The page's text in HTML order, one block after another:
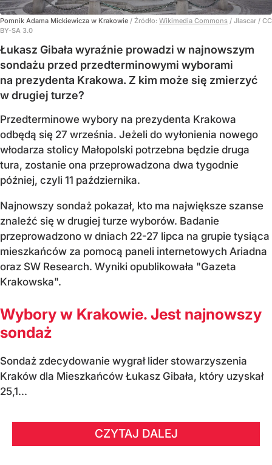
Pomnik Adama Mickiewicza w Krakowie / Źródło: Wikimedia Commons / Jlascar / CC
BY-SA 3.0
Łukasz Gibała wyraźnie prowadzi w najnowszym
sondażu przed przedterminowymi wyborami
na prezydenta Krakowa. Z kim może się zmierzyć
w drugiej turze?
Przedterminowe wybory na prezydenta Krakowa
odbędą się 27 września. Jeżeli do wyłonienia nowego
włodarza stolicy Małopolski potrzebna będzie druga
tura, zostanie ona przeprowadzona dwa tygodnie
później, czyli 11 października.
Najnowszy sondaż pokazał, kto ma największe szanse
znaleźć się w drugiej turze wyborów. Badanie
przeprowadzono w dniach 22-27 lipca na grupie tysiąca
mieszkańców za pomocą paneli internetowych Ariadna
oraz SW Research. Wyniki opublikowała "Gazeta
Krakowska".
Wybory w Krakowie. Jest najnowszy
sondaż
Sondaż zdecydowanie wygrał lider stowarzyszenia
Kraków dla Mieszkańców Łukasz Gibała, który uzyskał
25,1...
CZYTAJ DALEJ